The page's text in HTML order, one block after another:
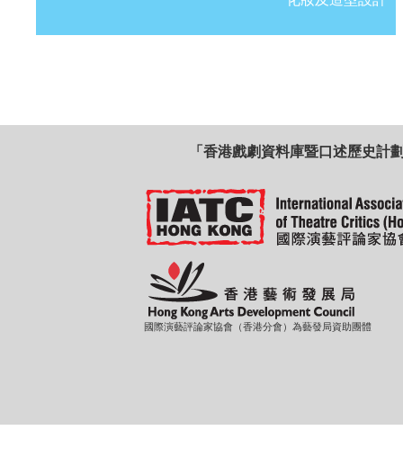
「香港戲劇資料庫暨口述歷史計
國際演藝評論家協會（香港分會）為藝發局資助團體